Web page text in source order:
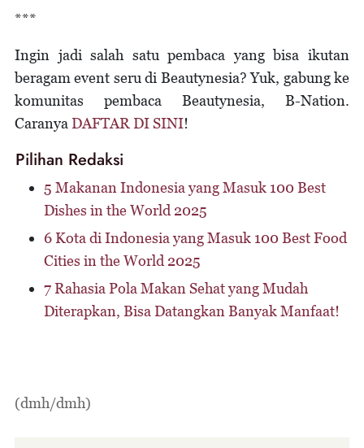
***
Ingin jadi salah satu pembaca yang bisa ikutan
beragam event seru di Beautynesia? Yuk, gabung ke
komunitas pembaca Beautynesia, B-Nation.
Caranya DAFTAR DI SINI!
Pilihan Redaksi
5 Makanan Indonesia yang Masuk 100 Best
Dishes in the World 2025
6 Kota di Indonesia yang Masuk 100 Best Food
Cities in the World 2025
7 Rahasia Pola Makan Sehat yang Mudah
Diterapkan, Bisa Datangkan Banyak Manfaat!
(dmh/dmh)